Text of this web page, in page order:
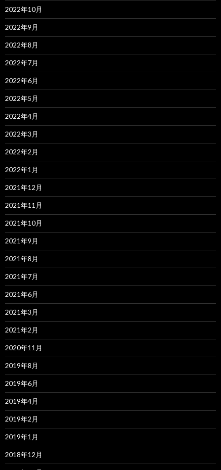
2022年10月
2022年9月
2022年8月
2022年7月
2022年6月
2022年5月
2022年4月
2022年3月
2022年2月
2022年1月
2021年12月
2021年11月
2021年10月
2021年9月
2021年8月
2021年7月
2021年6月
2021年3月
2021年2月
2020年11月
2019年8月
2019年6月
2019年4月
2019年2月
2019年1月
2018年12月